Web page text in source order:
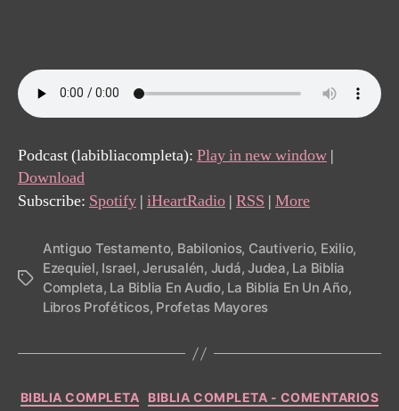
8
Podcast (labibliacompleta): Play in new window |
Download
Subscribe: Spotify | iHeartRadio | RSS | More
Tags
Antiguo Testamento, Babilonios, Cautiverio, Exilio,
Ezequiel, Israel,Jerusalén, Judá,Judea, La Biblia
Completa, La Biblia En Audio, La Biblia En Un Año,
Libros Proféticos, Profetas Mayores
Categories
BIBLIA COMPLETA BIBLIA COMPLETA - COMENTARIOS